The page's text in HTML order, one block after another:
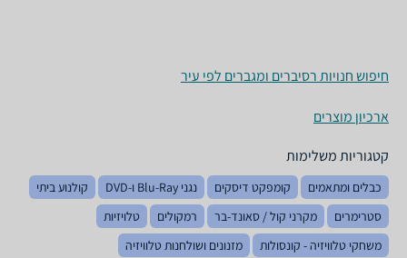
חיפוש חנויות רסיברים ומגברים לפי עיר
ארכיון מוצרים
קטגוריות משלימות
כבלים ומתאמים קומפקט דיסקים נגני Blu-Ray ו-DVD
קולנוע ביתי
סטרימרים
מקרני קול / סאונד-בר רמקולים
טלויזיות
משחקי טלוויזיה - קונסולות
מזנונים ושולחנות טלוויזיה